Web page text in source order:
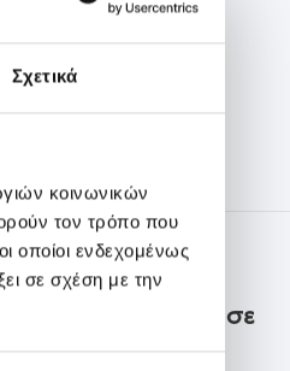
Σχετικά
κοινωνικών
τον τρόπο που
οποίοι ενδεχομένως
σε σχέση με την
παρουσίασε